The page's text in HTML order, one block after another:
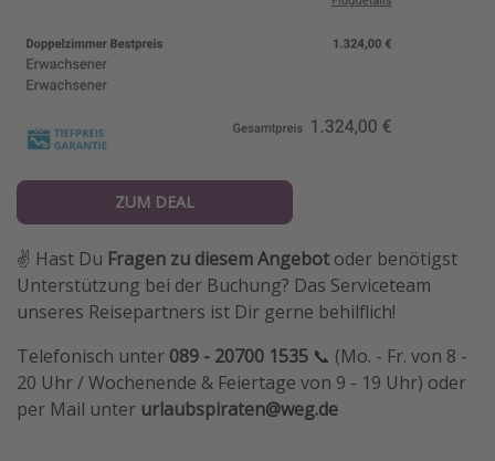
ZUM DEAL
✌️ Hast Du Fragen zu diesem Angebotoder benötigst
Unterstützung bei der Buchung? Das Serviceteam
unseres Reisepartners ist Dir gerne behilflich!
Telefonisch unter 089 - 20700 1535 📞 (Mo. - Fr. von 8 -
20 Uhr / Wochenende & Feiertage von 9 - 19 Uhr) oder
per Mail unter urlaubspiraten@weg.de